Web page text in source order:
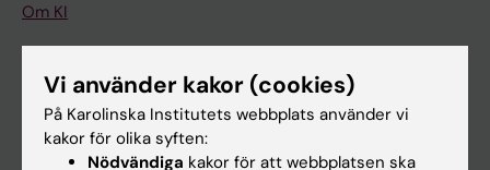
Om KI
På gång
Nyheter
Kalender
Vi använder kakor (cookies)
På Karolinska Institutets webbplats använder vi
kakor för olika syften:
Nödvändiga kakor för att webbplatsen ska